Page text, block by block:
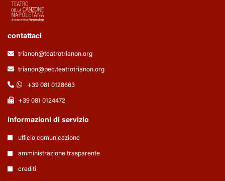
contattaci
trianon@teatrotrianon.org
trianon@pec.teatrotrianon.org
+39 081 0128663
+39 081 0124472
informazioni di servizio
ufficio comunicazione
amministrazione trasparente
crediti